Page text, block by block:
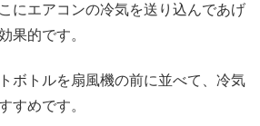
にエアコンの冷気を送り込んであげ
果的です。
ボトルを扇風機の前に並べて、冷気
すめです。